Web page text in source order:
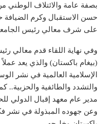
بصفة عامة والائتلاف الوطني
حسن الاستقبال وكرم الضيافة
على شرف معالي رئيس
وفي نهاية اللقاء قدم معالي
(بيغام باكستان) والذي يعد
الإسلامية العالمية في نشر
والتشدد والطائفية والحزبية..
مدير عام معهد إقبال الدولي
وعن جهوده المبذولة في نشر